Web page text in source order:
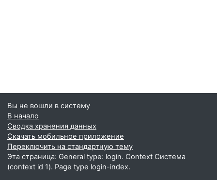
Вы не вошли в систему
В начало
Сводка хранения данных
Скачать мобильное приложение
Переключить на стандартную тему
Эта страница: General type: login. Context Система
(context id 1). Page type login-index.